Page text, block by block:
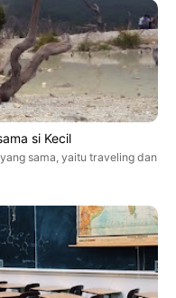
si Kecil
sama, yaitu traveling dan